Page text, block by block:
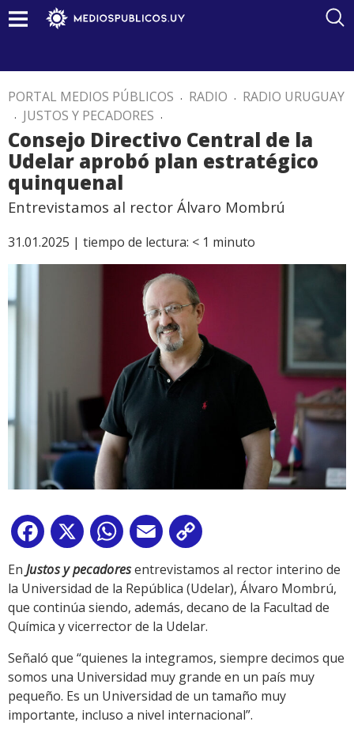
PORTAL MEDIOS PÚBLICOS . RADIO . RADIO URUGUAY
. JUSTOS Y PECADORES .
Consejo Directivo Central de la
Udelar aprobó plan estratégico
quinquenal
Entrevistamos al rector Álvaro Mombrú
31.01.2025 | tiempo de lectura: < 1 minuto
Facebook
X WhatsApp
Email
Link
En Justos y pecadoresentrevistamos al rector interino de
la Universidad de la República (Udelar), Álvaro Mombrú,
que continúa siendo, además, decano de la Facultad de
Química y vicerrector de la Udelar.
Señaló que “quienes la integramos, siempre decimos que
somos una Universidad muy grande en un país muy
pequeño. Es un Universidad de un tamaño muy
importante, incluso a nivel internacional”.